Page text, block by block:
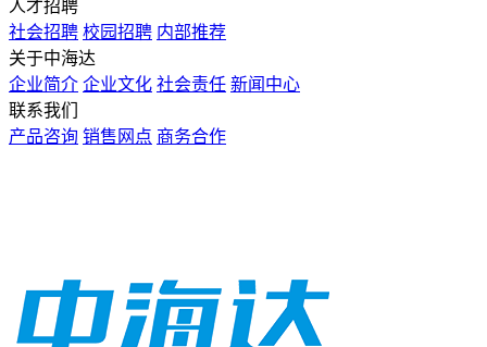
人才招聘
社会招聘 校园招聘 内部推荐
关于中海达
企业简介 企业文化 社会责任 新闻中心
联系我们
产品咨询 销售网点 商务合作